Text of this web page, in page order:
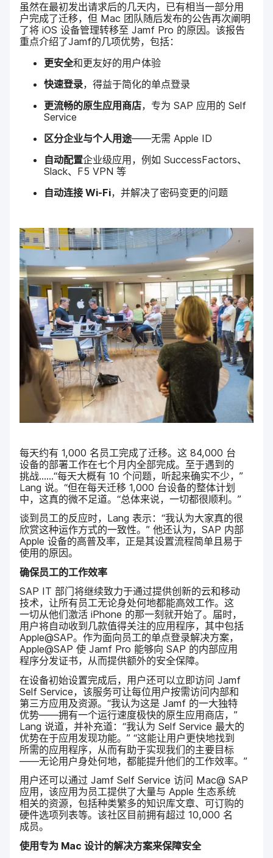
虽然​在​最初​发出​请​求后​的​几​天​内，​已​有​相当​一​部分​用​
户​完成​了​迁移，​但 Mac 团队​随后​发布​的​公告​再次​阐明​
了​将 iOS设备​管理​转移​至 Jamf Pro 的​原因。​该​报告​
重点​介绍​了Jamf的​几​项​优势，​包括：
更​安全和​更​友好​的​用户​体验
快速​登录，​得益于​简化​的​单点​登录
更​流畅​的​原生​应​用​商店，​专为 SAP 应用​的 Self
Service
区​分​企业​与​个​人​用​途——​无​需 Apple ID
自动​配置企业​级​应用，​例如 SuccessFactors、
Slack、 F5 VPN等
自动​连接Wi-Fi，​并​解决​了​密码​变更​的​问题
每​天​约​有 1,000 名员工​完成​了​迁移。​这 84,000 台​
设备​的​部署​工作​在​七​个​月​内​全部​完成。​至于​遇到​的​
挑战……​“每​天​大概​有 10个​问题，​听起来​确实​不少，”
Lang说。​“但​在​每​天​迁移 1,000 台​设备​的​整体​计划​
中，​这​真​的​微不​足道。​“总体​来​说，​一切​都​很​顺利。”
谈​到​员工​的​反应​时， Lang表示：​“我​认为​大家​真的​很​
欣赏​这​种​运作​方式​的​一​致性。” 他​还​认为，SAP 内部
Apple设备​的​高普​及率，​正​是​其​设置​流程​简单且​易于​
使用​的​原因。
确​保员工​的​工作​效率
SAP IT部门​将​继续​致力于​通过​提供​创新​的​云​和​移动​
技术，​让​所有​员工​无论身处何地​都​能​高效​工作。​这​
一切​从​他们​激活 iPhone 的​那​一​刻​就​开始​了。​届​时，​
用户​将​自动​收到​几​款​值​得​关注​的​应用​程序，​其中​包括
Apple@SAP。​作为​面​向​员工​的​单点​登录​解决​方案，
Apple@SAP使 Jamf Pro 能够​向 SAP 的​内部​应​用​
程序​分​发证书，​从而​提供额​外​的​安全​保障。
在​设备​初始​设置​完成​后，​用户​还​可以​立即​访问 Jamf
Self Service，​该​服务​可​让​每​位​用户​按​需​访问​内部​和​
第三​方​应用​及​资源。​“我​认为​这​是 Jamf 的​一​大​独特​
优势​——​拥​有​一​个​运行​速度​极快​的​原生​应​用​商店，”
Lang说道，​并​补​充道：​“我​认为 Self Service最​大​的​
优势​在​于​应用​发现​功能。” “这​能​让​用户​更​快​地​找到​
所需​的​应用​程序，​从​而​有助于​实现​我们​的​主要​目标​
——​无论​用​户​身​处何地，​都​能​提升​他们​的​工作​效率。”
用户​还​可以​通过 Jamf Self Service访问 Mac@ SAP
应用，​该​应用​为​员工​提供​了​大量​与 Apple 生态​系统​
相关​的​资源，​包括​种​类​繁多​的​知识​库​文章、​可​订购​的​
硬件​选​项​列表​等。​该​社区​目前​拥有​超过 10,000 名​
成员。
使用​专为 Mac设计​的​解决​方​案​来​保障​安全